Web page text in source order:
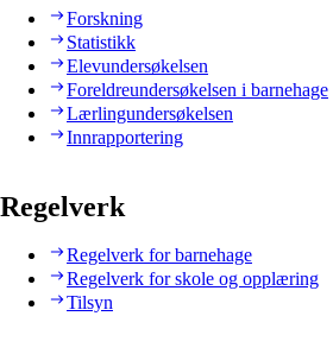
Forskning
Statistikk
Elevundersøkelsen
Foreldreundersøkelsen i barnehage
Lærlingundersøkelsen
Innrapportering
Regelverk
Regelverk for barnehage
Regelverk for skole og opplæring
Tilsyn